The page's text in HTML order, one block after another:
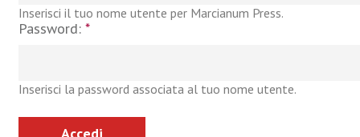
Inserisci il tuo nome utente per Marcianum Press.
Password: *
Inserisci la password associata al tuo nome utente.